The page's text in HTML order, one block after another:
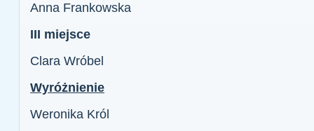
Anna Frankowska
III miejsce
Clara Wróbel
Wyróżnienie
Weronika Król